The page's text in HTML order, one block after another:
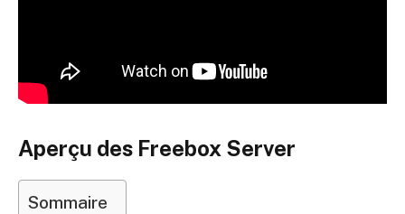
Aperçu des Freebox Server
Sommaire